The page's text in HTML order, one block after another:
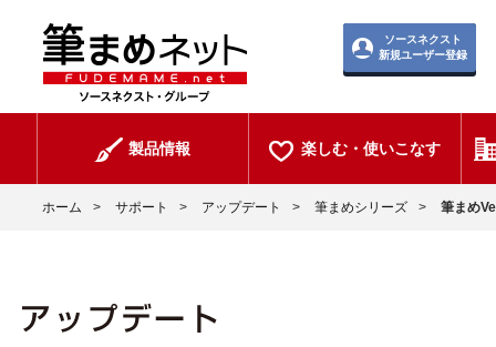
ソースネクスト
新規ユーザー登録
製品情報 楽しむ・使いこなす
ホーム > サポート > アップデート > 筆まめシリーズ > 筆まめ